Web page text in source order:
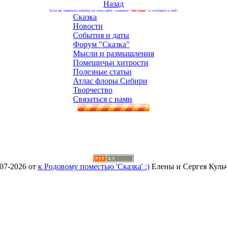
Назад
Если вы заметили ошибку на этом сайте - нажмите "ctrl+enter" и сообщите о ней!
Сказка
Новости
События и даты
Форум "Сказка"
Мысли и размышления
Помещичьи хитрости
Полезные статьи
Атлас флоры Сибири
Творчество
Связаться с нами
2026 от к Родовому поместью 'Сказка' :)Елены и Сергея